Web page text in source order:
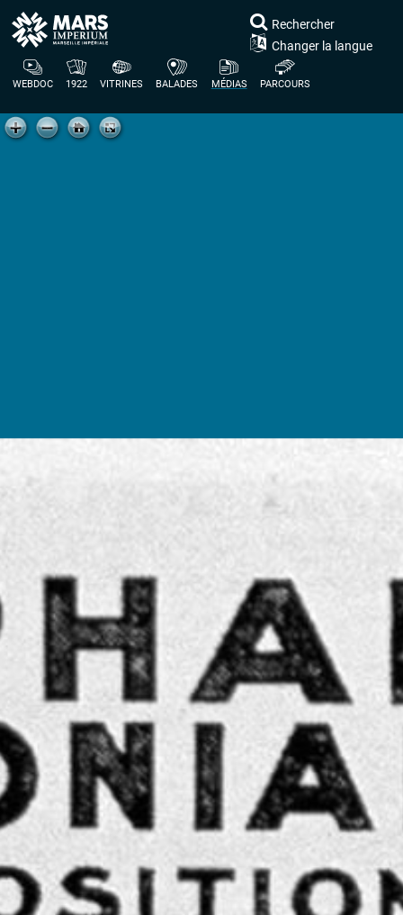
WEBDOC 1922 VITRINES BALADES MÉDIAS PARCOURS
Rechercher
Changer la langue